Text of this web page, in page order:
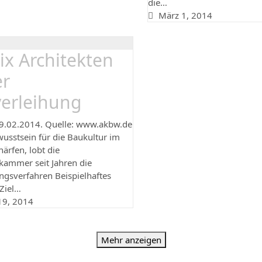
die…
März 1, 2014
Architekten
Quelle: www.akbw.de
für die Baukultur im
lobt die
seit Jahren die
Beispielhaftes
2014
Mehr anzeigen